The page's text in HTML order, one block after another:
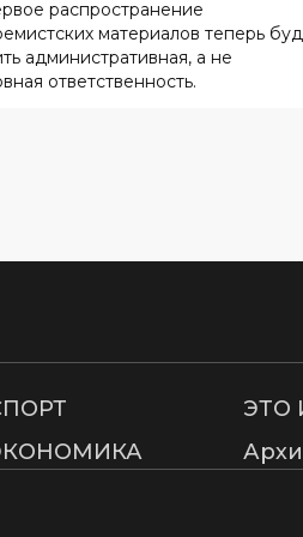
распространение
материалов теперь
административная, а не
ответственность.
ЭТО